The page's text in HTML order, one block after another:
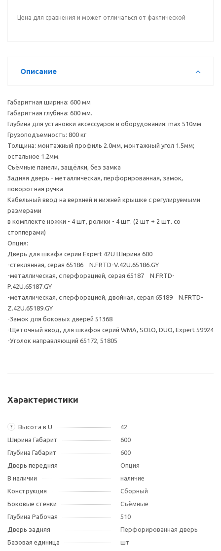
Цена для сравнения и может отличаться от фактической
Описание
Габаритная ширина: 600 мм
Габаритная глубина: 600 мм.
Глубина для установки аксессуаров и оборудования: max 510мм
Грузоподъемность: 800 кг
Толщина: монтажный профиль 2.0мм, монтажный угол 1.5мм;
остальное 1.2мм.
Съёмные панели, защёлки, без замка
Задняя дверь - металлическая, перфорированная, замок,
поворотная ручка
Кабельный ввод на верхней и нижней крышке с регулируемыми
размерами
в комплекте ножки - 4 шт, ролики - 4 шт. (2 шт + 2 шт. со
стопперами)
Опция:
Дверь для шкафа серии Expert 42U Ширина 600
-стеклянная, серая 65186 N.FRTD-V.42U.65186.GY
-металлическая, с перфорацией, серая 65187 N.FRTD-
P.42U.65187.GY
-металлическая, с перфорацией, двойная, серая 65189 N.FRTD-
Z.42U.65189.GY
-Замок для боковых дверей 51368
-Щеточный ввод, для шкафов серий WMA, SOLO, DUO, Expert 59924
-Уголок направляющий 65172, 51805
Характеристики
? Высота в U
42
Ширина Габарит
600
Глубина Габарит
600
Дверь передняя
Опция
В наличии
наличие
Конструкция
Сборный
Боковые стенки
Съёмные
Глубина Рабочая
510
Дверь задняя
Перфорированная дверь
Базовая единица
шт